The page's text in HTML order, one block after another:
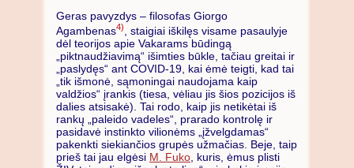
Geras pavyzdys – filosofas Giorgo
Agambenas4)
, staigiai iškilęs visame pasaulyje
dėl teorijos apie Vakarams būdingą
„piktnaudžiavimą“ išimties būkle, tačiau greitai ir
„paslydęs“ ant COVID-19, kai ėmė teigti, kad tai
„tik išmonė, sąmoningai naudojama kaip
valdžios“ įrankis (tiesa, vėliau jis šios pozicijos iš
dalies atsisakė). Tai rodo, kaip jis netikėtai iš
rankų „paleido vadeles“, prarado kontrolę ir
pasidavė instinkto vilionėms „įžvelgdamas“
pakenkti siekiančios grupės užmačias. Beje, taip
prieš tai jau elgėsi M. Fuko , kuris, ėmus plisti